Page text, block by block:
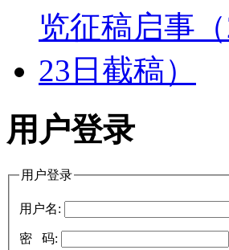
用户登录
用户登录
用户名:
密 码: